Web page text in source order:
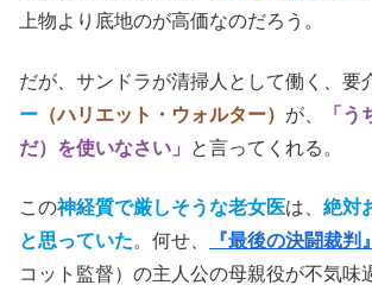
上物より底地のが高価なのだろう。
だが、サンドラが清掃人として働く、要
ー （ハリエット・ウォルター） が、
「
だ）を使いなさい」
と言ってくれる。
この神経質で厳しそうな老女医は、 絶対
と思っていた。何せ、 『最後の決闘裁判』
コット監督）の主人公の母親役が不気味